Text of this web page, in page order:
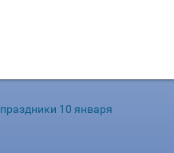
праздники 10 января